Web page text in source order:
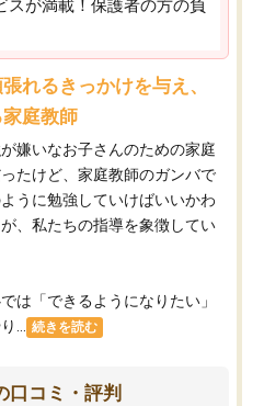
スが満載！保護者の方の負
れるきっかけを与え、
庭教師
嫌いなお子さんのための家庭
たけど、家庭教師のガンバで
うに勉強していけばいいかわ
、私たちの指導を象徴してい
は「できるようになりたい」
...
続きを読む
口コミ・評判